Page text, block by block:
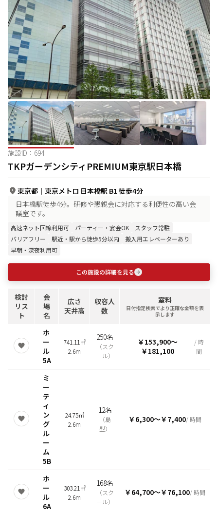
施設ID： 694
TKPガーデンシティPREMIUM東京駅日本橋
東京都 ｜ 東京メトロ 日本橋駅 B1 徒歩4分
日本橋駅徒歩4分。研修や懇親会に対応する利便性の高い会
議室です。
高速ネット回線利用可 パーティー・宴会OK
スタッフ常駐
バリアフリー
駅近・駅から徒歩5分以内
搬入用エレベーターあり
早朝・深夜利用可
この施設の詳細を見る
検討
リス
ト
会
場
名
広さ
天井高
収容人
数
室料
日付指定検索でより正確な金額を表
示します
ホ
ー
ル
5A
741.11㎡
2.6m
250名
（スク
ール）
￥153,900〜
￥181,100
/ 時
間
ミ
ー
テ
ィ
ン
グ
ル
ー
ム
5B
24.75㎡
2.6m
12名
（島
型）
￥6,300〜￥7,400/ 時間
ホ
ー
ル
6A
303.21㎡
2.6m
168名
（スク
ール）
￥64,700〜￥76,100/ 時間